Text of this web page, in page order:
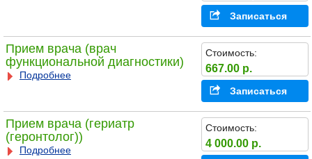
Записаться
Прием врача (врач
функциональной диагностики)
Подробнее
Стоимость:
667.00 р.
Записаться
Прием врача (гериатр
(геронтолог))
Подробнее
Стоимость:
4 000.00 р.